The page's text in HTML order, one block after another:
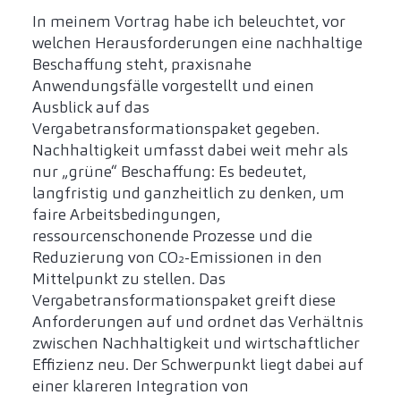
In meinem Vortrag habe ich beleuchtet, vor
welchen Herausforderungen eine nachhaltige
Beschaffung steht, praxisnahe
Anwendungsfälle vorgestellt und einen
Ausblick auf das
Vergabetransformationspaket gegeben.
Nachhaltigkeit umfasst dabei weit mehr als
nur „grüne“ Beschaffung: Es bedeutet,
langfristig und ganzheitlich zu denken, um
faire Arbeitsbedingungen,
ressourcenschonende Prozesse und die
Reduzierung von CO₂-Emissionen in den
Mittelpunkt zu stellen. Das
Vergabetransformationspaket greift diese
Anforderungen auf und ordnet das Verhältnis
zwischen Nachhaltigkeit und wirtschaftlicher
Effizienz neu. Der Schwerpunkt liegt dabei auf
einer klareren Integration von